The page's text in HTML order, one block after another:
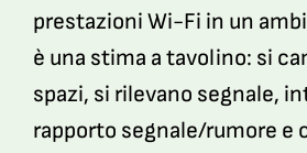
prestazioni Wi-Fi in un
è una stima a tavolino: si
spazi, si rilevano segnale,
rapporto segnale/rumore e